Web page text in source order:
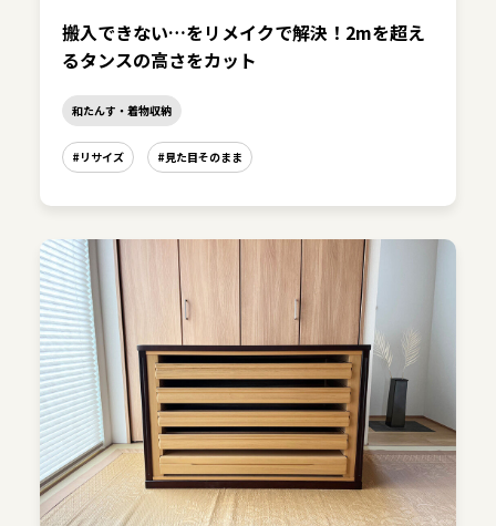
搬入できない…をリメイクで解決！2mを超え
るタンスの高さをカット
和たんす・着物収納
#リサイズ #見た目そのまま